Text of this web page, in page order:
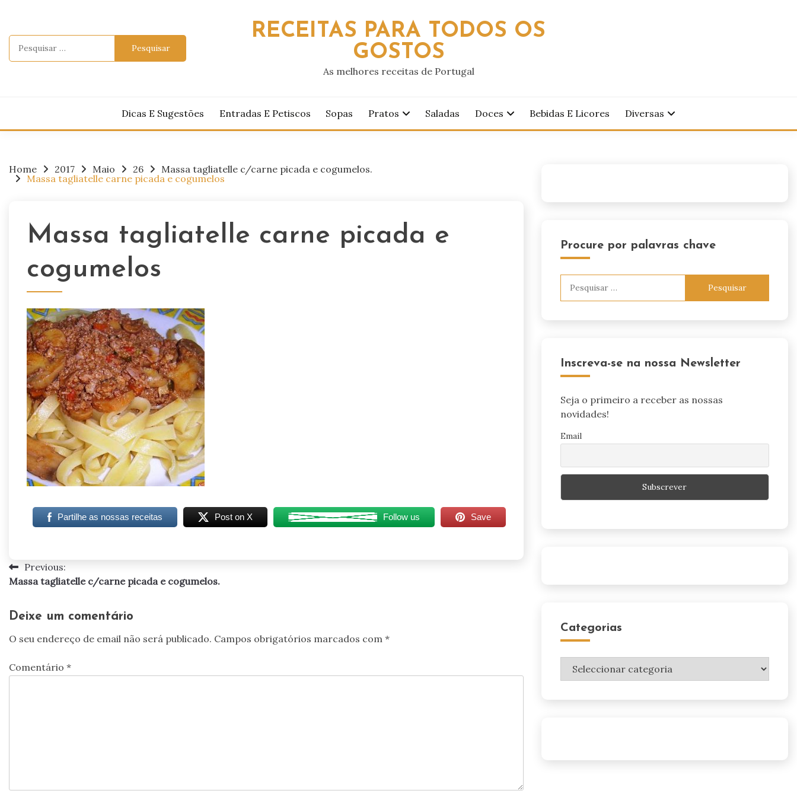
content
RECEITAS PARA TODOS OS
GOSTOS
As melhores receitas de Portugal
Dicas E Sugestões Entradas E Petiscos Sopas Pratos Saladas Doces Bebidas E Licores Diversas
Home 2017 Maio 26
Massa tagliatelle c/carne picada e cogumelos.
Massa tagliatelle carne picada e cogumelos
Massa tagliatelle carne picada e
cogumelos
Partilhe as nossas receitas Post on X Follow us Save
Navegação
artigos
Previous:
Massa tagliatelle c/carne picada e cogumelos.
Deixe um comentário
O seu endereço de email não será publicado. Campos obrigatórios marcados com *
Comentário *
Procure por palavras chave
Inscreva-se na nossa Newsletter
Seja o primeiro a receber as nossas
novidades!
Email
Categorias
Categorias